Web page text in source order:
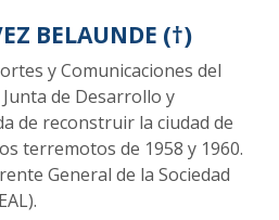
BELAUNDE (†)
y Comunicaciones del
de Desarrollo y
de reconstruir la ciudad de
terremotos de 1958 y 1960.
General de la Sociedad